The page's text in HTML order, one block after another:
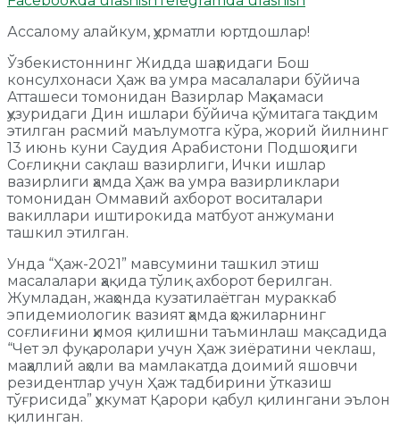
Ассалому алайкум, ҳурматли юртдошлар!
Ўзбекистоннинг Жидда шаҳридаги Бош
консулхонаси Ҳаж ва умра масалалари бўйича
Атташеси томонидан Вазирлар Маҳкамаси
ҳузуридаги Дин ишлари бўйича қўмитага тақдим
этилган расмий маълумотга кўра, жорий йилнинг
13 июнь куни Саудия Арабистони Подшоҳлиги
Соғлиқни сақлаш вазирлиги, Ички ишлар
вазирлиги ҳамда Ҳаж ва умра вазирликлари
томонидан Оммавий ахборот воситалари
вакиллари иштирокида матбуот анжумани
ташкил этилган.
Унда “Ҳаж-2021” мавсумини ташкил этиш
масалалари ҳақида тўлиқ ахборот берилган.
Жумладан, жаҳонда кузатилаётган мураккаб
эпидемиологик вазият ҳамда ҳожиларнинг
соғлиғини ҳимоя қилишни таъминлаш мақсадида
“Чет эл фуқаролари учун Ҳаж зиёратини чеклаш,
маҳаллий аҳоли ва мамлакатда доимий яшовчи
резидентлар учун Ҳаж тадбирини ўтказиш
тўғрисида” ҳукумат Қарори қабул қилингани эълон
қилинган.